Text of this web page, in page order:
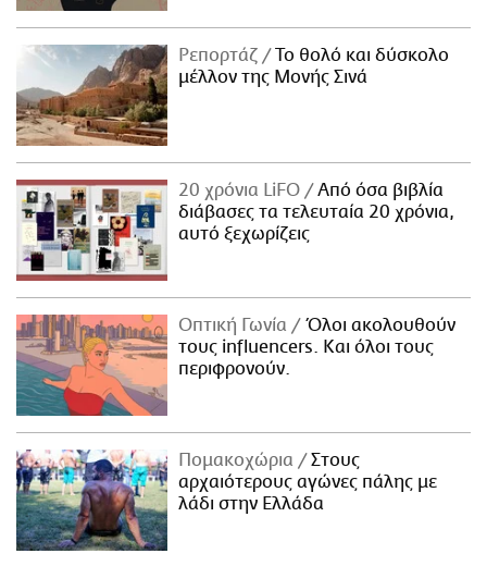
Ρεπορτάζ
Το θολό και δύσκολο
μέλλον της Μονής Σινά
20 χρόνια LiFO
Από όσα βιβλία
διάβασες τα τελευταία 20 χρόνια,
αυτό ξεχωρίζεις
Οπτική Γωνία
Όλοι ακολουθούν
τους influencers. Και όλοι τους
περιφρονούν.
Πομακοχώρια
Στους
αρχαιότερους αγώνες πάλης με
λάδι στην Ελλάδα